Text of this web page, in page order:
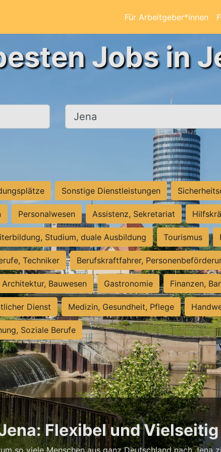
Für Arbeitgeber*innen
Jobs in
Ort, Stadt
Sonstige Dienstleistungen
Personalwesen Assistenz, Sekretariat
Studium, duale Ausbildung Tourismus
Techniker Berufskraftfahrer,
Architektur, Bauwesen Gastronomie Finanzen,
Dienst Medizin, Gesundheit, Pflege
Soziale Berufe
Flexibel und Vielseitig